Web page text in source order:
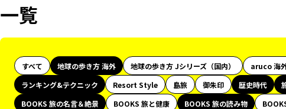
一覧
すべて 地球の歩き方 海外 地球の歩き方 Jシリーズ（国内） aruco 海
ランキング&テクニック
Resort Style 島旅 御朱印 歴史時代
BOOKS 旅の名言＆絶景
BOOKS 旅と健康 BOOKS 旅の読み物